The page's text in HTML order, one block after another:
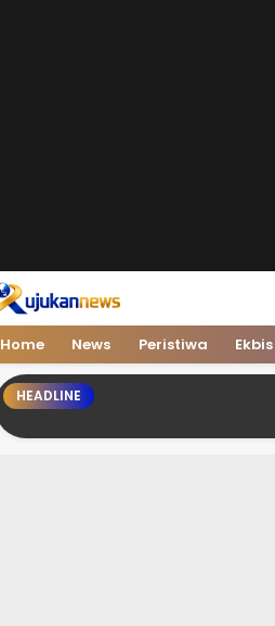
Rujukan News
Satu Rujukan Sejuta Informasi
Home News Peristiwa Ekbis
HEADLINE